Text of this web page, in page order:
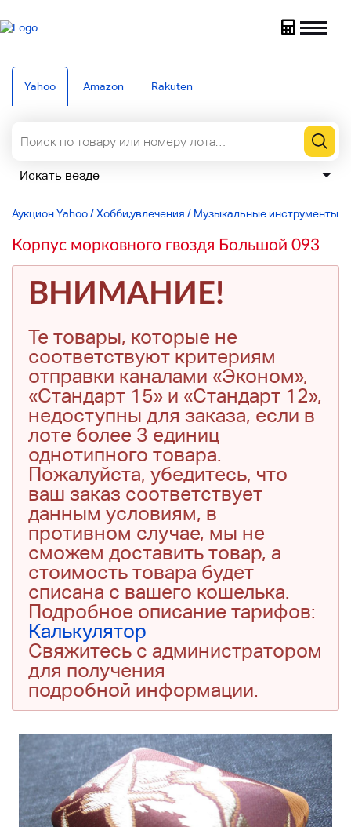
Yahoo Amazon Rakuten
Аукцион Yahoo/Хобби,увлечения / Музыкальные инструменты
Корпус морковного гвоздя Большой 093
ВНИМАНИЕ!
Те товары, которые не
соответствуют критериям
отправки каналами «Эконом»,
«Стандарт 15» и «Стандарт 12»,
недоступны для заказа, если в
лоте более 3 единиц
однотипного товара.
Пожалуйста, убедитесь, что
ваш заказ соответствует
данным условиям, в
противном случае, мы не
сможем доставить товар, а
стоимость товара будет
списана с вашего кошелька.
Подробное описание тарифов:
Калькулятор
Свяжитесь с администратором
для получения
подробной информации.